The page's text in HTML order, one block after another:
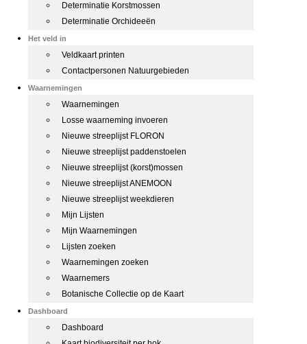
Determinatie Korstmossen
Determinatie Orchideeën
Het veld in
Veldkaart printen
Contactpersonen Natuurgebieden
Waarnemingen
Waarnemingen
Losse waarneming invoeren
Nieuwe streeplijst FLORON
Nieuwe streeplijst paddenstoelen
Nieuwe streeplijst (korst)mossen
Nieuwe streeplijst ANEMOON
Nieuwe streeplijst weekdieren
Mijn Lijsten
Mijn Waarnemingen
Lijsten zoeken
Waarnemingen zoeken
Waarnemers
Botanische Collectie op de Kaart
Dashboard
Dashboard